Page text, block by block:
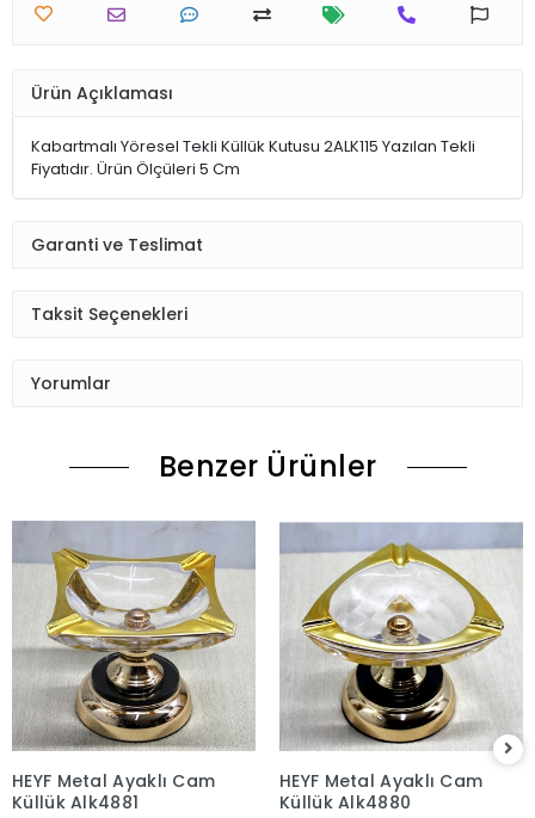
Ürün Açıklaması
Kabartmalı Yöresel Tekli Küllük Kutusu 2ALK115 Yazılan Tekli
Fiyatıdır. Ürün Ölçüleri 5 Cm
Garanti ve Teslimat
Taksit Seçenekleri
Yorumlar
Benzer Ürünler
HEYF Metal Ayaklı Cam
Küllük Alk4881
HEYF Metal Ayaklı Cam
Küllük Alk4880